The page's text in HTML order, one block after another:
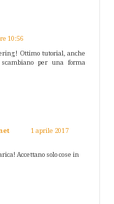
10:56
Ottimo tutorial, anche
per una forma
1 aprile 2017
Accettano solo cose in